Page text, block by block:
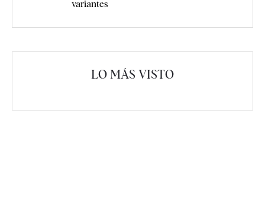
variantes
LO MÁS VISTO